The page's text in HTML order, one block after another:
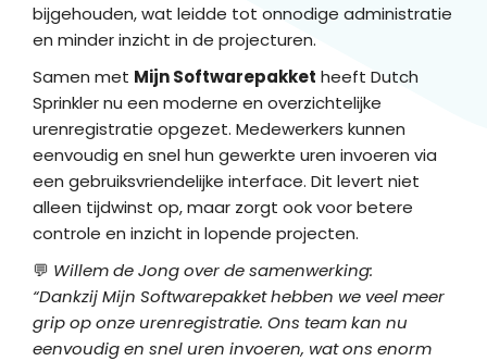
bijgehouden, wat leidde tot onnodige administratie
en minder inzicht in de projecturen.
Samen met Mijn Softwarepakket heeft Dutch
Sprinkler nu een moderne en overzichtelijke
urenregistratie opgezet. Medewerkers kunnen
eenvoudig en snel hun gewerkte uren invoeren via
een gebruiksvriendelijke interface. Dit levert niet
alleen tijdwinst op, maar zorgt ook voor betere
controle en inzicht in lopende projecten.
💬 Willem de Jong over de samenwerking:
“Dankzij Mijn Softwarepakket hebben we veel meer
grip op onze urenregistratie. Ons team kan nu
eenvoudig en snel uren invoeren, wat ons enorm